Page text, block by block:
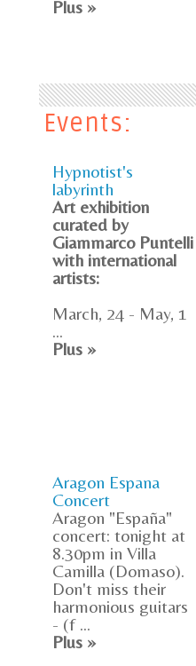
Plus »
Events:
Hypnotist's
labyrinth
Art exhibition
curated by
Giammarco Puntelli
with international
artists:
March, 24 - May, 1
...
Plus »
Aragon Espana
Concert
Aragon "España"
concert: tonight at
8.30pm in Villa
Camilla (Domaso).
Don't miss their
harmonious guitars
- (f ...
Plus »